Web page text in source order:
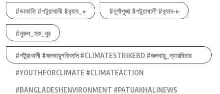
#ডাকাতি #পটুয়াখালী #র‍্যাব_৮
#দূর্গাপুজা #পটুয়াখালী #র‍্যাব-৮
#নুরুল_হক_নুর
#পটুয়াখালী #জলবায়ুপরিবর্তন #CLIMATESTRIKEBD #জলবায়ু_ন্যায়বিচার
#YOUTHFORCLIMATE #CLIMATEACTION
#BANGLADESHENVIRONMENT #PATUAKHALINEWS